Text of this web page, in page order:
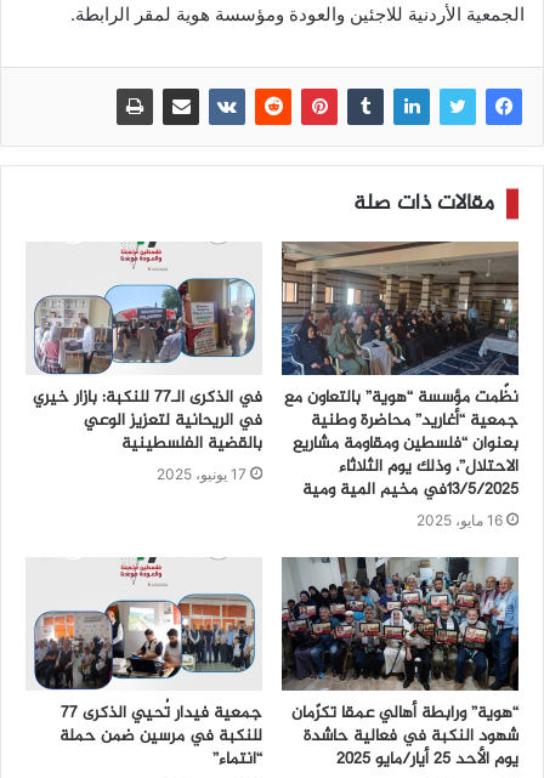
الجمعية الأردنية للاجئين والعودة ومؤسسة هوية لمقر الرابطة.
مقالات ذات صلة
نظّمت مؤسسة “هوية” بالتعاون مع
جمعية “أغاريد” محاضرة وطنية
بعنوان “فلسطين ومقاومة مشاريع
الاحتلال”، وذلك يوم الثلاثاء
13/5/2025في مخيم المية ومية
16 مايو، 2025
في الذكرى الـ77 للنكبة: بازار خيري
في الريحانية لتعزيز الوعي
بالقضية الفلسطينية
17 يونيو، 2025
“هوية” ورابطة أهالي عمقا تكرّمان
شهود النكبة في فعالية حاشدة
يوم الأحد 25 أيار/مايو 2025
جمعية فيدار تُحيي الذكرى 77
للنكبة في مرسين ضمن حملة
“انتماء”